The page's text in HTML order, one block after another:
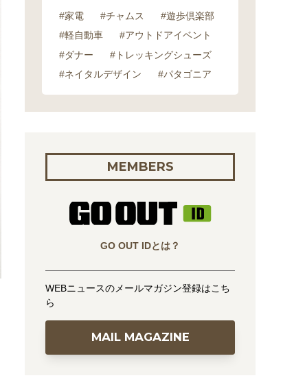
#家電 #チャムス
#遊歩倶楽部
#軽自動車
#アウトドアイベント
#ダナー
#トレッキングシューズ
#ネイタルデザイン
#パタゴニア
MEMBERS
GO OUT IDとは？
WEBニュースのメールマガジン登録はこち
ら
MAIL MAGAZINE